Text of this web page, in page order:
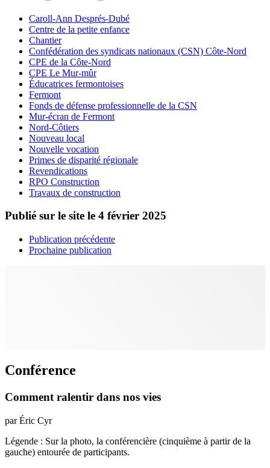
Caroll-Ann Després-Dubé
Centre de la petite enfance
Chantier
Confédération des syndicats nationaux (CSN) Côte-Nord
CPE de la Côte-Nord
CPE Le Mur-mûr
Éducatrices fermontoises
Fermont
Fonds de défense professionnelle de la CSN
Mur-écran de Fermont
Nord-Côtiers
Nouveau local
Nouvelle vocation
Primes de disparité régionale
Revendications
RPO Construction
Travaux de construction
Publié sur le site le 4 février 2025
Publication précédente
Prochaine publication
Conférence
Comment ralentir dans nos vies
par Éric Cyr
Légende : Sur la photo, la conférencière (cinquième à partir de la
gauche) entourée de participants.